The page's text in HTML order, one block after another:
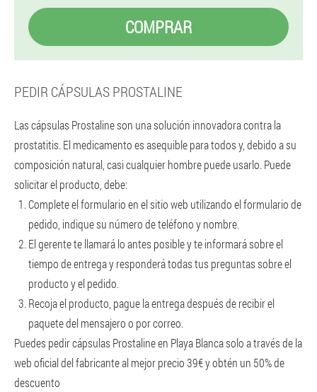
COMPRAR
PEDIR CÁPSULAS PROSTALINE
Las cápsulas Prostaline son una solución innovadora contra la
prostatitis. El medicamento es asequible para todos y, debido a su
composición natural, casi cualquier hombre puede usarlo. Puede
solicitar el producto, debe:
Complete el formulario en el sitio web utilizando el formulario de
pedido, indique su número de teléfono y nombre.
El gerente te llamará lo antes posible y te informará sobre el
tiempo de entrega y responderá todas tus preguntas sobre el
producto y el pedido.
Recoja el producto, pague la entrega después de recibir el
paquete del mensajero o por correo.
Puedes pedir cápsulas Prostaline en Playa Blanca solo a través de la
web oficial del fabricante al mejor precio 39€ y obtén un 50% de
descuento